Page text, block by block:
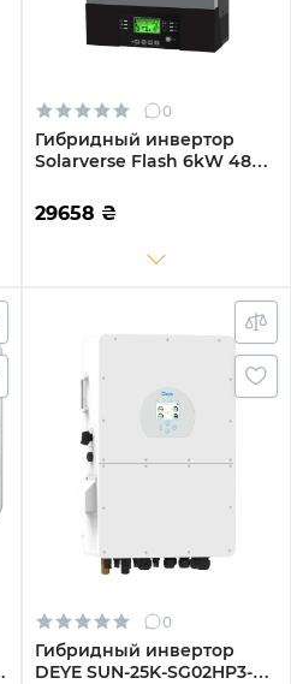
0
Гибридный инвертор
Solarverse Flash 6kW 48V 1
(SV6048FH)
29658 ₴
0
Гибридный инвертор
DEYE SUN-25K-SG02HP3-EU